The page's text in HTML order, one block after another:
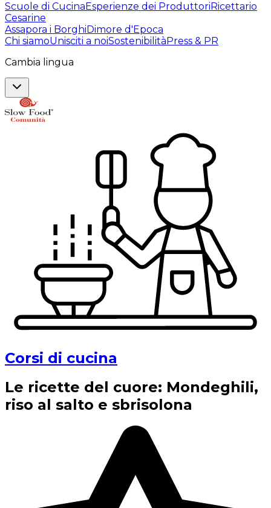
Scuole di CucinaEsperienze dei ProduttoriRicettario
Cesarine
Assapora i BorghiDimore d'Epoca
Chi siamoUnisciti a noiSostenibilitàPress & PR
Cambia lingua
Corsi di cucina
Le ricette del cuore: Mondeghili,
riso al salto e sbrisolona